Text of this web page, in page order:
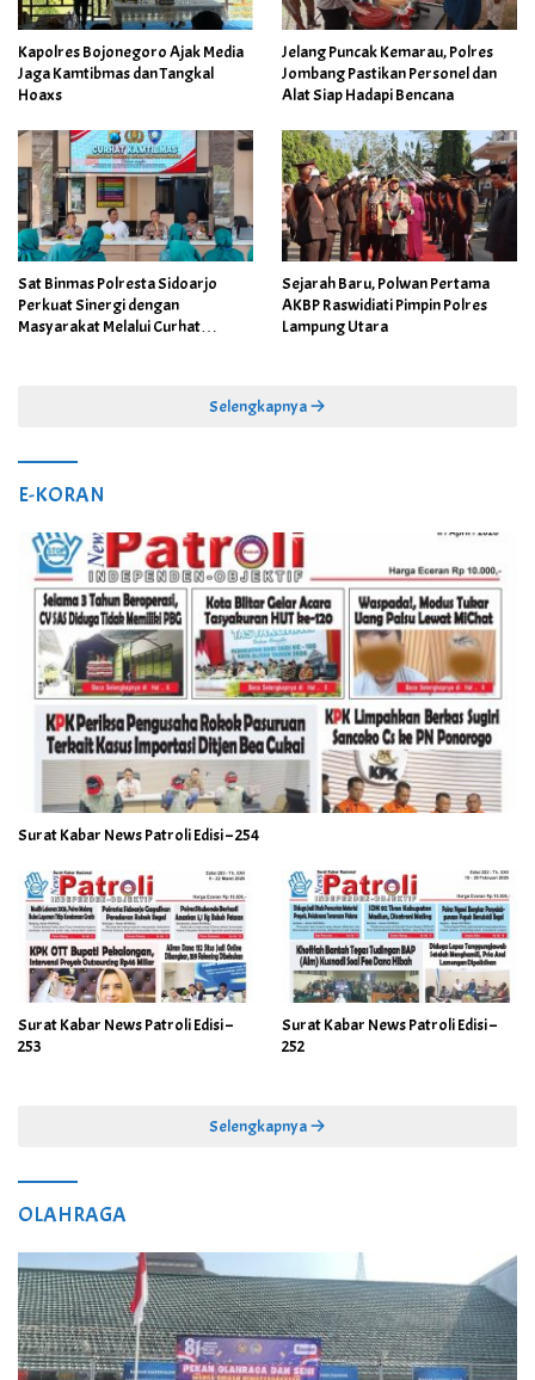
Kapolres Bojonegoro Ajak Media
Jaga Kamtibmas dan Tangkal
Hoaxs
Jelang Puncak Kemarau, Polres
Jombang Pastikan Personel dan
Alat Siap Hadapi Bencana
Sat Binmas Polresta Sidoarjo
Perkuat Sinergi dengan
Masyarakat Melalui Curhat
Sejarah Baru, Polwan Pertama
AKBP Raswidiati Pimpin Polres
Lampung Utara
Selengkapnya
E-KORAN
Surat Kabar News Patroli Edisi – 254
Surat Kabar News Patroli Edisi –
253
Surat Kabar News Patroli Edisi –
252
Selengkapnya
OLAHRAGA